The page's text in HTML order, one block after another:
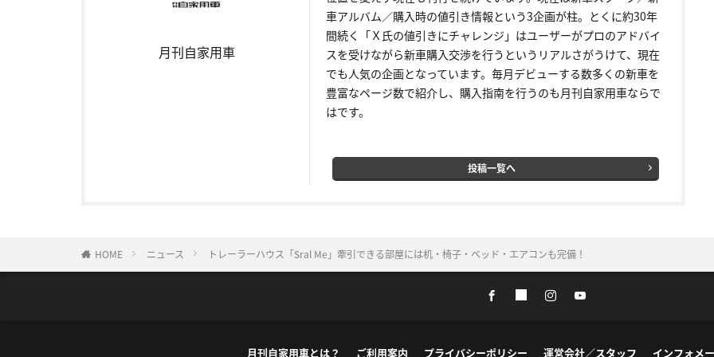
月刊自家用車
車アルバム／購入時の値引き情報という3企画が柱。とくに約30年
間続く「Ｘ氏の値引きにチャレンジ」はユーザーがプロのアドバイ
スを受けながら新車購入交渉を行うというリアルさがうけて、現在
でも人気の企画となっています。毎月デビューする数多くの新車を
豊富なページ数で紹介し、購入指南を行うのも月刊自家用車ならで
はです。
投稿一覧へ
HOME ニュース トレーラーハウス「Sral Me」牽引できる部屋には机・椅子・ベッド・エアコンも完備！
月刊自家用車とは？ ご利用案内 プライバシーポリシー 運営会社／スタッフ インフォメ